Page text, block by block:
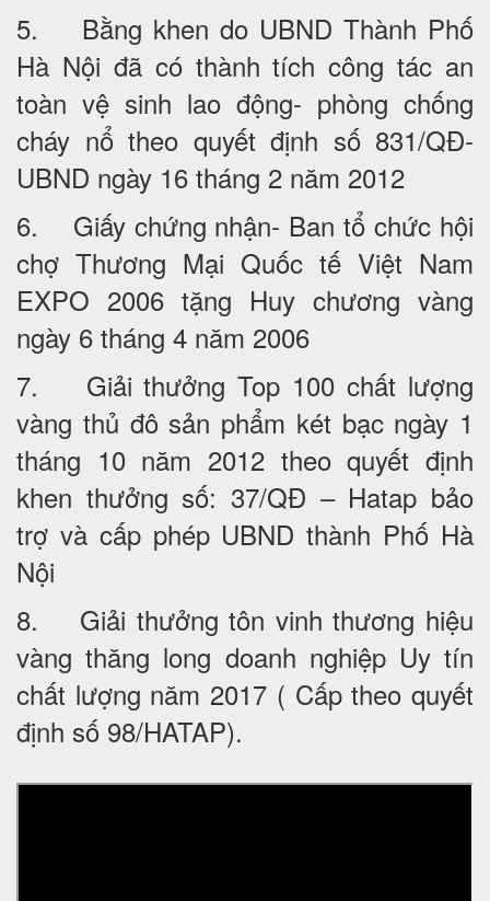
5. Bằng khen do UBND Thành Phố
Hà Nội đã có thành tích công tác an
toàn vệ sinh lao động- phòng chống
cháy nổ theo quyết định số 831/QĐ-
UBND ngày 16 tháng 2 năm 2012
6. Giấy chứng nhận- Ban tổ chức hội
chợ Thương Mại Quốc tế Việt Nam
EXPO 2006 tặng Huy chương vàng
ngày 6 tháng 4 năm 2006
7. Giải thưởng Top 100 chất lượng
vàng thủ đô sản phẩm két bạc ngày 1
tháng 10 năm 2012 theo quyết định
khen thưởng số: 37/QĐ – Hatap bảo
trợ và cấp phép UBND thành Phố Hà
Nội
8. Giải thưởng tôn vinh thương hiệu
vàng thăng long doanh nghiệp Uy tín
chất lượng năm 2017 ( Cấp theo quyết
định số 98/HATAP).